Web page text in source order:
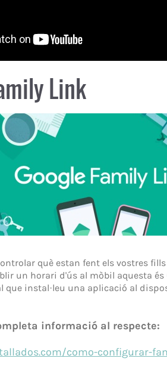
Link
què estan fent els vostres
un horari d'ús al mòbil aquesta
que instal·leu una aplicació al
informació al respecte:
como-configurar-